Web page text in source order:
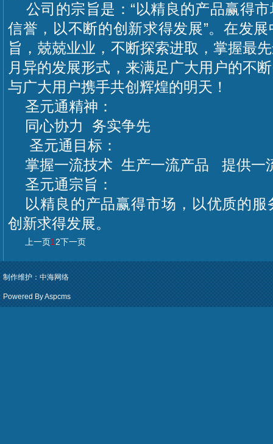
公司的宗旨是：“以精良的产品赢得
信誉，以不断的创新求得发展”。在发
旨，兢兢业业，不断探索进取，掌握最
月异的发展形式，来满足广大用户的不
与广大用户携手共创辉煌的明天！
圣元通精神：
同心协力 务实争先
圣元通目标：
掌握一流技术 生产一流产品 提供一
圣元通宗旨：
以精良的产品赢得市场，以优质的
创新求得发展。
上一页1 2下一页
制作维护： 中海网络
Powered By Aspcms